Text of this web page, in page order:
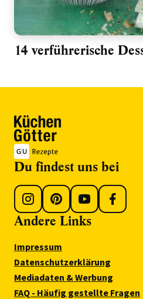
14 verführerische
Du findest uns bei
Andere Links
Impressum
Datenschutzerklärung
Mediadaten & Werbung
FAQ - Häufig gestellte Fragen